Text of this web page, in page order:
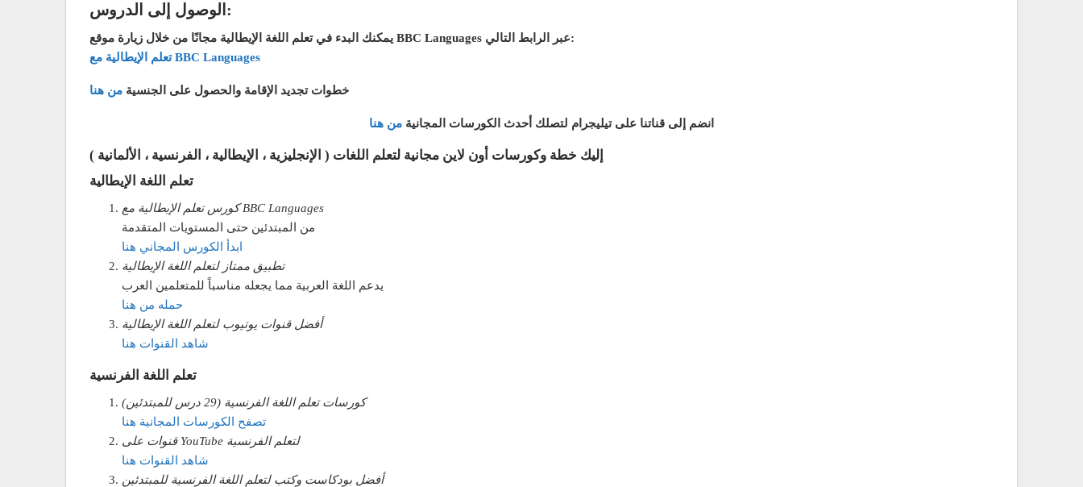
الوصول إلى الدروس:
يمكنك البدء في تعلم اللغة الإيطالية مجانًا من خلال زيارة موقع BBC Languages عبر الرابط التالي:
تعلم الإيطالية مع BBC Languages
خطوات تجديد الإقامة والحصول على الجنسية من هنا
انضم إلى قناتنا على تيليجرام لتصلك أحدث الكورسات المجانية من هنا
إليك خطة وكورسات أون لاين مجانية لتعلم اللغات ( الإنجليزية ، الإيطالية ، الفرنسية ، الألمانية )
تعلم اللغة الإيطالية
كورس تعلم الإيطالية مع BBC Languages
من المبتدئين حتى المستويات المتقدمة
ابدأ الكورس المجاني هنا
تطبيق ممتاز لتعلم اللغة الإيطالية
يدعم اللغة العربية مما يجعله مناسباً للمتعلمين العرب
حمله من هنا
أفضل قنوات يوتيوب لتعلم اللغة الإيطالية
شاهد القنوات هنا
تعلم اللغة الفرنسية
كورسات تعلم اللغة الفرنسية (29 درس للمبتدئين)
تصفح الكورسات المجانية هنا
قنوات على YouTube لتعلم الفرنسية
شاهد القنوات هنا
أفضل بودكاست وكتب لتعلم اللغة الفرنسية للمبتدئين